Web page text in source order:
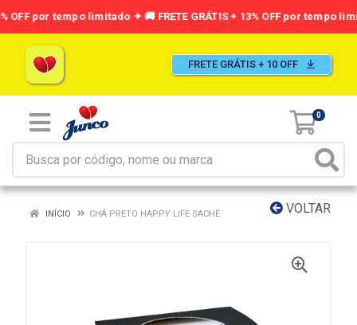
FRETE GRÁTIS + 10 OFF
0
VOLTAR
INÍCIO CHÁ PRETO HAPPY LIFE SACHÊ